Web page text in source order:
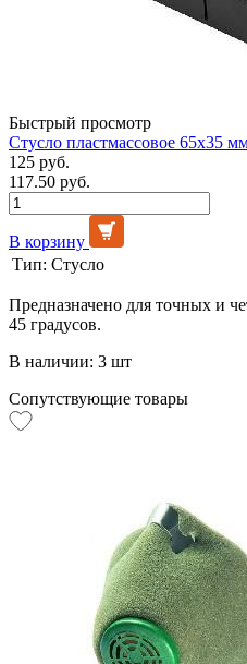
Быстрый просмотр
Стусло пластмассовое 65х35
125 руб.
117.50 руб.
В корзину
Тип: Стусло
Предназначено для точных и
45 градусов.
В наличии: 3 шт
Сопутствующие товары